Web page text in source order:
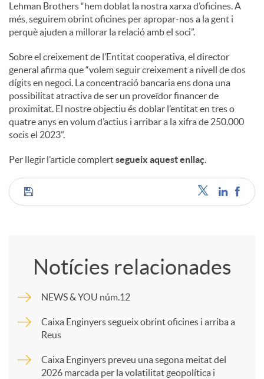
i
a
l
s
Lehman Brothers “hem doblat la nostra xarxa d’oficines. A
més, seguirem obrint oficines per apropar-nos a la gent i
perquè ajuden a millorar la relació amb el soci”.
Sobre el creixement de l’Entitat cooperativa, el director
general afirma que “volem seguir creixement a nivell de dos
dígits en negoci. La concentració bancaria ens dona una
possibilitat atractiva de ser un proveïdor financer de
proximitat. El nostre objectiu és doblar l’entitat en tres o
quatre anys en volum d’actius i arribar a la xifra de 250.000
socis el 2023”.
Per llegir l’article complertsegueix aquest enllaç.
C
m
p
a
Notícies relacionades
NEWS & YOU núm.12
Caixa Enginyers segueix obrint oficines i arriba a
Reus
Caixa Enginyers preveu una segona meitat del
2026 marcada per la volatilitat geopolítica i